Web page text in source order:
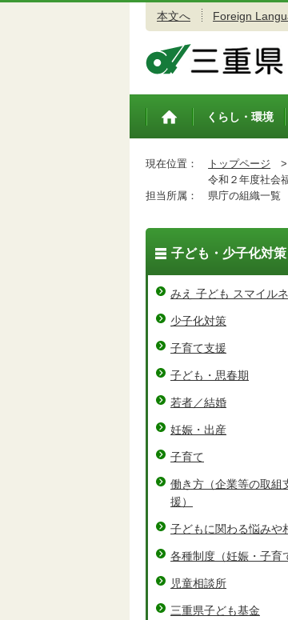
本文へ Foreign
トップペ
くらし・環境
現在位置： トップページ >
令和２年度社会
担当所属：
県庁の組織一
子ども・少子化対策
みえ 子ども スマイル
少子化対策
子育て支援
子ども・思春期
若者／結婚
妊娠・出産
子育て
働き方（企業等の取組
援）
子どもに関わる悩みや
各種制度（妊娠・子育
児童相談所
三重県子ども基金